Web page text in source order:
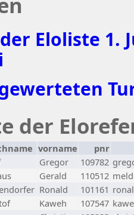
Eloliste 1.
der
vorname
pnr
Gregor 109782
Gerald 110512
Ronald 101161
Kaweh 107547